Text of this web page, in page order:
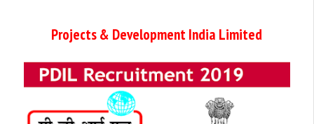
Projects & Development India Limited